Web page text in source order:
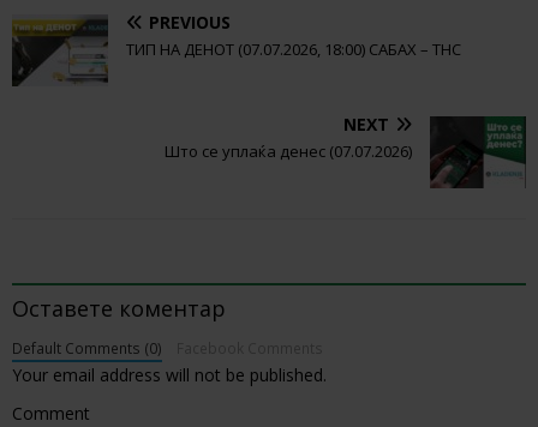
PREVIOUS
ТИП НА ДЕНОТ (07.07.2026, 18:00) САБАХ – ТНС
NEXT
Што се уплаќа денес (07.07.2026)
Оставете коментар
Default Comments (0)
Your email address will not be published.
Comment